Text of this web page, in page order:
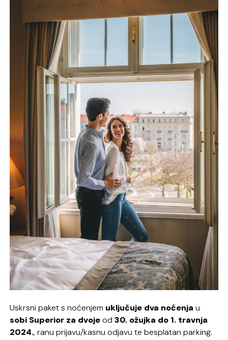
Uskrsni paket s noćenjem uključuje dva noćenja u
sobi Superior za dvojeod30. ožujka do 1. travnja
2024., ranu prijavu/kasnu odjavu te besplatan parking.